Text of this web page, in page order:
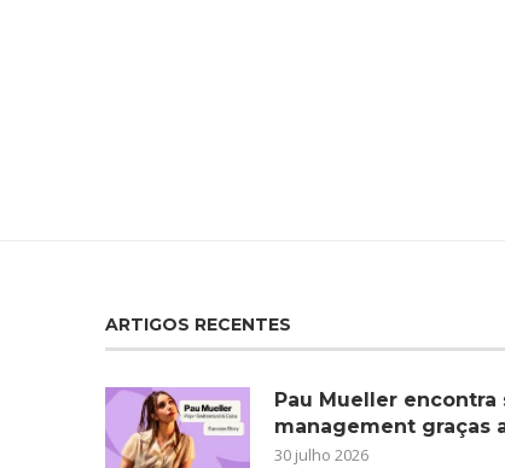
ARTIGOS RECENTES
Pau Mueller encontra
management graças
30 julho 2026